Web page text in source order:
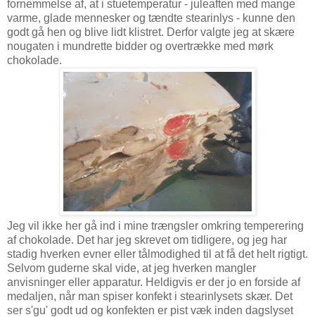
fornemmelse af, at i stuetemperatur - juleaften med mange
varme, glade mennesker og tændte stearinlys - kunne den
godt gå hen og blive lidt klistret. Derfor valgte jeg at skære
nougaten i mundrette bidder og overtrække med mørk
chokolade.
Jeg vil ikke her gå ind i mine trængsler omkring temperering
af chokolade. Det har jeg skrevet om tidligere, og jeg har
stadig hverken evner eller tålmodighed til at få det helt rigtigt.
Selvom guderne skal vide, at jeg hverken mangler
anvisninger eller apparatur. Heldigvis er der jo en forside af
medaljen, når man spiser konfekt i stearinlysets skær. Det
ser s'gu' godt ud og konfekten er pist væk inden dagslyset